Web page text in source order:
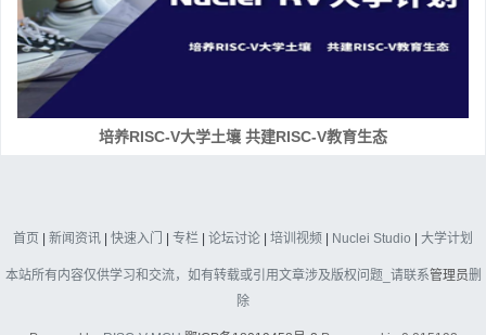
培养RISC-V大学土壤 共建RISC-V教育生态
首页 新闻资讯 快速入门 专栏 论坛讨论 培训视频 Nuclei Studio 大学计划
本站所有内容仅供学习和交流，如有转载或引用文章涉及版权问题_请联系管理员删
除